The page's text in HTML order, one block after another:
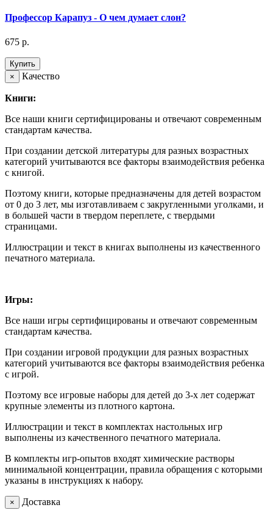
Профессор Карапуз - О чем думает слон?
675 р.
Купить
×
Качество
Книги:
Все наши книги сертифицированы и отвечают современным
стандартам качества.
При создании детской литературы для разных возрастных
категорий учитываются все факторы взаимодействия ребенка
с книгой.
Поэтому книги, которые предназначены для детей возрастом
от 0 до 3 лет, мы изготавливаем с закругленными уголками, и
в большей части в твердом переплете, с твердыми
страницами.
Иллюстрации и текст в книгах выполнены из качественного
печатного материала.
Игры:
Все наши игры сертифицированы и отвечают современным
стандартам качества.
При создании игровой продукции для разных возрастных
категорий учитываются все факторы взаимодействия ребенка
с игрой.
Поэтому все игровые наборы для детей до 3-х лет содержат
крупные элементы из плотного картона.
Иллюстрации и текст в комплектах настольных игр
выполнены из качественного печатного материала.
В комплекты игр-опытов входят химические растворы
минимальной концентрации, правила обращения с которыми
указаны в инструкциях к набору.
× Доставка